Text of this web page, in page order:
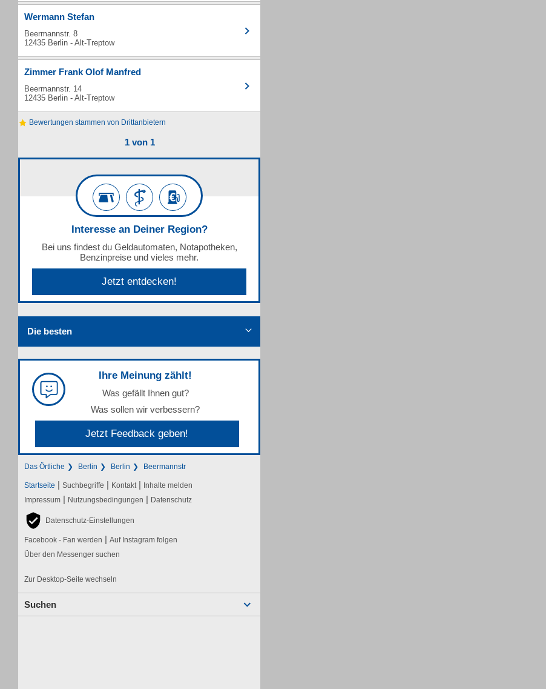
Wermann Stefan
Beermannstr. 8
12435 Berlin - Alt-Treptow
Zimmer Frank Olof Manfred
Beermannstr. 14
12435 Berlin - Alt-Treptow
Bewertungen stammen von Drittanbietern
1 von 1
Interesse an Deiner Region?
Bei uns findest du Geldautomaten, Notapotheken,
Benzinpreise und vieles mehr.
Jetzt entdecken!
Die besten
Ihre Meinung zählt!
Was gefällt Ihnen gut?
Was sollen wir verbessern?
Jetzt Feedback geben!
Das Örtliche Berlin Berlin Beermannstr
Startseite | Suchbegriffe | Kontakt | Inhalte melden
Impressum | Nutzungsbedingungen | Datenschutz
Datenschutz-Einstellungen
Facebook - Fan werden | Auf Instagram folgen
Über den Messenger suchen
Zur Desktop-Seite wechseln
Suchen